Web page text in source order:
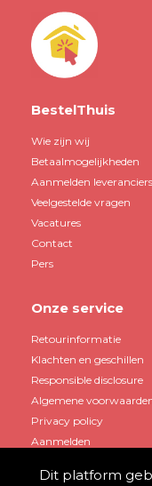
BestelThuis
Wie zijn wij
Betaalmogelijkheden
Aanmelden leveranciers
Veelgestelde vragen
Vacatures
Contact
Pers
Onze service
Retourinformatie
Klachten en geschillen
Responsible disclosure
Algemene
Privacy policy
Aanmelden
Dit platform